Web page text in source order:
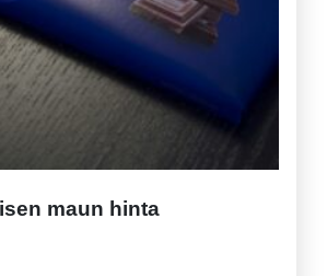
maun hinta